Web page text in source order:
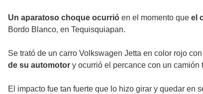
Un aparatoso choque ocurrió en el momento que el
Bordo Blanco, en Tequisquiapan.
Se trató de un carro Volkswagen Jetta en color rojo
de su automotor y ocurrió el percance con un camión
El impacto fue tan fuerte que lo hizo girar y quedar en